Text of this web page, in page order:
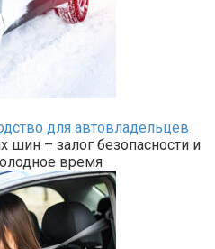
для автовладельцев
– залог безопасности и
время